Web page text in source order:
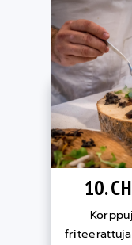
10.
friteerattuja